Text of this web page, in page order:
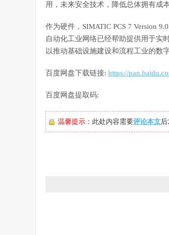
用，未来安全技术，降低总体拥有成本
作为硬件，SIMATIC PCS 7 Version
自动化工业网络已经帮助提供用于实
以推动基础设施建设和流程工业的数
百度网盘下载链接: https://
百度网盘提取码:
温馨提示： 此处内容需要评论本文后